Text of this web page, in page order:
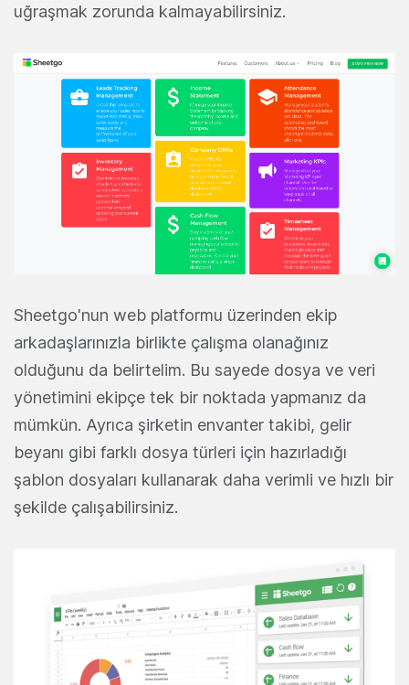
uğraşmak zorunda kalmayabilirsiniz.
Sheetgo'nun web platformu üzerinden ekip
arkadaşlarınızla birlikte çalışma olanağınız
olduğunu da belirtelim. Bu sayede dosya ve veri
yönetimini ekipçe tek bir noktada yapmanız da
mümkün. Ayrıca şirketin envanter takibi, gelir
beyanı gibi farklı dosya türleri için hazırladığı
şablon dosyaları kullanarak daha verimli ve hızlı bir
şekilde çalışabilirsiniz.